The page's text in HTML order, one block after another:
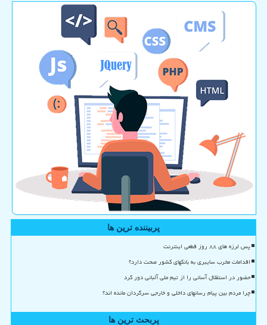
پربیننده ترین ها
پس لرزه های ۸۸ روز قطعی اینترنت
اقدامات مخرب سایبری به بانکهای کشور صحت دارد؟
حضور در استقلال آسانی را از تیم ملی آلبانی دور کرد
چرا مردم بین پیام رسانهای داخلی و خارجی سرگردان مانده اند؟
پربحث ترین ها